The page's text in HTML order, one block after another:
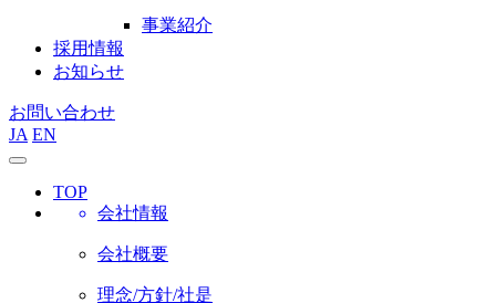
事業紹介
採用情報
お知らせ
お問い合わせ
JA EN
TOP
会社情報
会社概要
理念/方針/社是